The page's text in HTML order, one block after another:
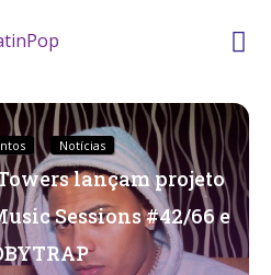
Notícias
lançam projeto
Sessions #42/66 e